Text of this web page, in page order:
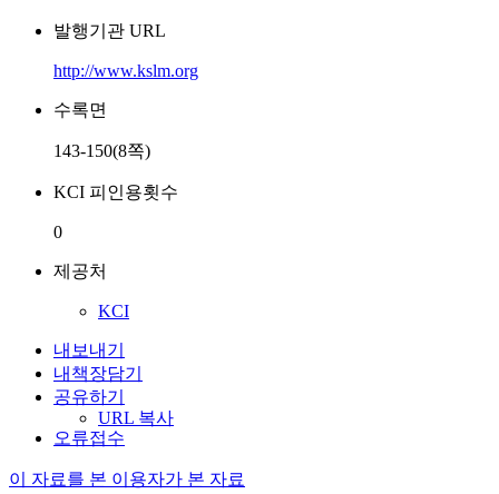
발행기관 URL
http://www.kslm.org
수록면
143-150(8쪽)
KCI 피인용횟수
0
제공처
KCI
내보내기
내책장담기
공유하기
URL 복사
오류접수
이 자료를 본 이용자가 본 자료